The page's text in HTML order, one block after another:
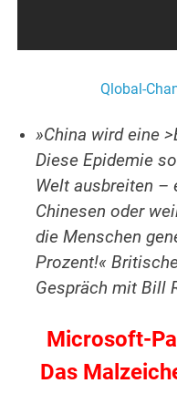
Qlobal-
»China wird eine
Diese Epidemie
Welt ausbreiten –
Chinesen oder
die Menschen
Prozent!«
Gespräch mit Bill
Microsoft-
Das